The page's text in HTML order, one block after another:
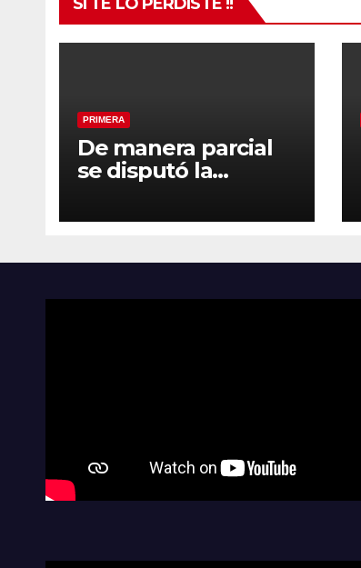
SI TE LO PERDISTE !!
PRIMERA
De manera parcial
se disputó la
Clausura